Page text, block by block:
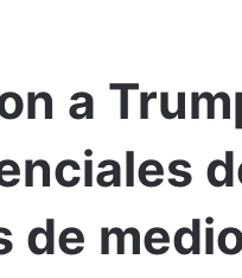
a
de